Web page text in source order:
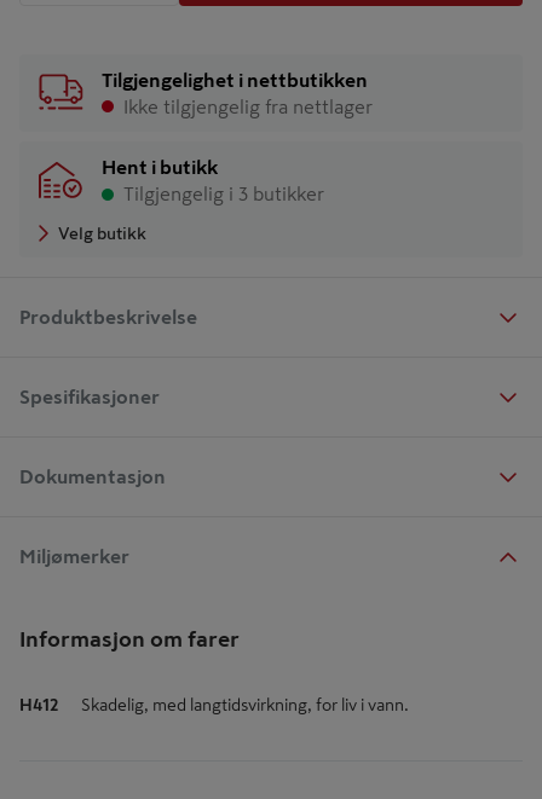
Tilgjengelighet i nettbutikken
Ikke tilgjengelig fra nettlager
Hent i butikk
Tilgjengelig i 3 butikker
Velg butikk
Produktbeskrivelse
Spesifikasjoner
Dokumentasjon
Miljømerker
Informasjon om farer
H412 Skadelig, med langtidsvirkning, for liv i vann.